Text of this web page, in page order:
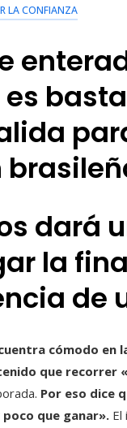
LA CONFIANZA
dará
la
de
cómodo en
que recorrer
Por eso dice
que ganar». El